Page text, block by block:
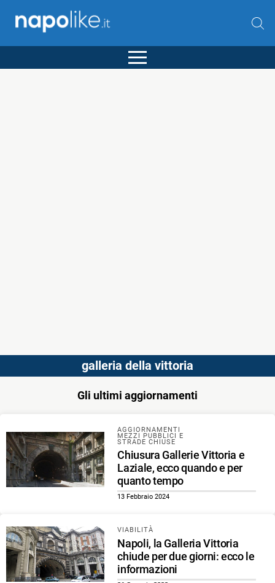
galleria della vittoria
Gli ultimi aggiornamenti
AGGIORNAMENTI
MEZZI PUBBLICI E
STRADE CHIUSE
Chiusura Gallerie Vittoria e
Laziale, ecco quando e per
quanto tempo
13 Febbraio 2024
VIABILITÀ
Napoli, la Galleria Vittoria
chiude per due giorni: ecco le
informazioni